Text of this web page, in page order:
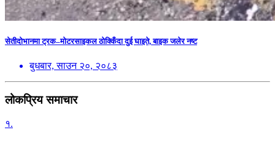
सेतीदोभानमा ट्रक–मोटरसाइकल ठोक्किँदा दुई घाइते, बाइक जलेर नष्ट
बुधबार, साउन २०, २०८३
लोकप्रिय समाचार
१.